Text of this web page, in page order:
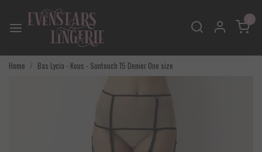
Home Bas Lycia - Kous - Suntouch 15 Denier One size